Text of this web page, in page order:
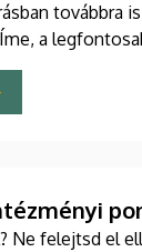
továbbra
a
Ne felejtsd el